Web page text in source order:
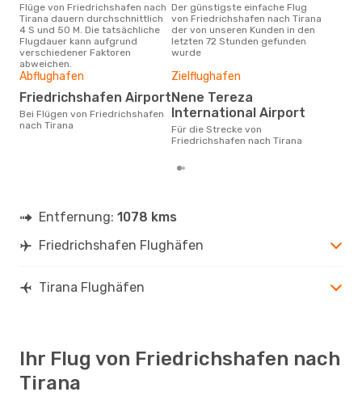
Flüge von Friedrichshafen nach
Tirana dauern durchschnittlich
4 S und 50 M. Die tatsächliche
Flugdauer kann aufgrund
verschiedener Faktoren
abweichen.
Der günstigste einfache Flug
von Friedrichshafen nach Tirana
der von unseren Kunden in den
letzten 72 Stunden gefunden
wurde
Abflughafen
Friedrichshafen Airport
Bei Flügen von Friedrichshafen
nach Tirana
Zielflughafen
Nene Tereza
International Airport
Für die Strecke von
Friedrichshafen nach Tirana
Entfernung: 1078 kms
Friedrichshafen Flughäfen
Tirana Flughäfen
Ihr Flug von Friedrichshafen nach
Tirana